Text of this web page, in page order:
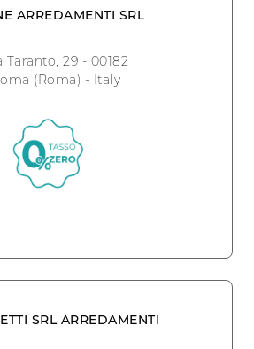
ARREDAMENTI SRL
Taranto, 29 - 00182
(Roma) - Italy
SRL ARREDAMENTI